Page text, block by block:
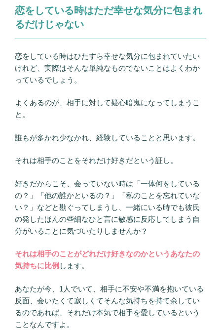
恋をしている時はただ幸せな気分に包まれ
るだけじゃない
恋をしている時はひたすら幸せな気分に包まれていたい
けれど、実際はそんな単純なものでないことはよくわか
っているでしょう。
よくあるのが、相手に対して疑心暗鬼になってしまうこ
と。
誰もが多かれ少なかれ、経験していることと思います。
それは相手のことをそれだけ好きだという証し。
好きだからこそ、会っていない時は「一体何をしている
の？」「他の誰かといるの？」「私のことを忘れていな
い？」などと勘ぐってしまうし、一緒にいる時でも彼氏
の発したほんの些細なひと言に敏感に反応してしまう自
分がいることに気づいたりしませんか？
それは相手のことがどれだけ好きなのかというあなたの
気持ちに比例 します。
あなたが今、1人でいて、相手に不安や不満を抱いている
反面、会いたくて寂しくてそんな気持ちを持て余してい
るのであれば、それだけ本気で相手を愛しているという
ことなんですよ。